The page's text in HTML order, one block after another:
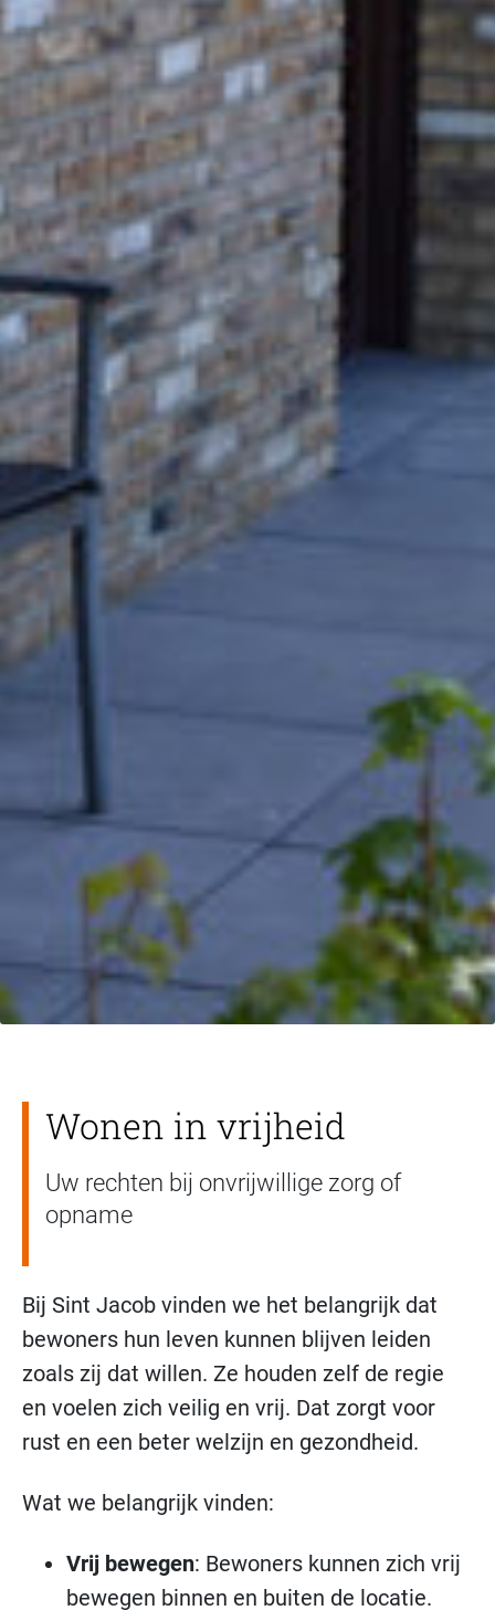
Wonen in vrijheid
Uw rechten bij onvrijwillige zorg of
opname
Bij Sint Jacob vinden we het belangrijk dat
bewoners hun leven kunnen blijven leiden
zoals zij dat willen. Ze houden zelf de regie
en voelen zich veilig en vrij. Dat zorgt voor
rust en een beter welzijn en gezondheid.
Wat we belangrijk vinden:
Vrij bewegen: Bewoners kunnen zich vrij
bewegen binnen en buiten de locatie.